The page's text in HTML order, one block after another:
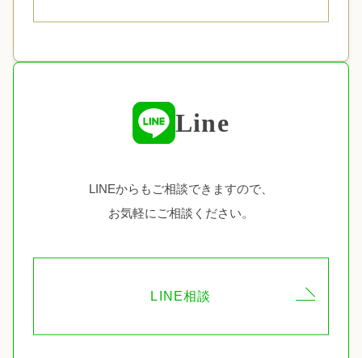
Line
LINEからもご相談できますので、
お気軽にご相談ください。
LINE相談